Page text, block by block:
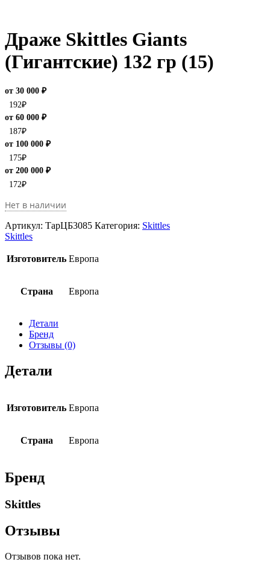
Драже Skittles Giants
(Гигантские) 132 гр (15)
от 30 000 ₽
192₽
от 60 000 ₽
187₽
от 100 000 ₽
175₽
от 200 000 ₽
172₽
Нет в наличии
Артикул: ТарЦБ3085 Категория: Skittles
Skittles
Изготовитель Европа
Страна Европа
Детали
Бренд
Отзывы (0)
Детали
Изготовитель Европа
Страна Европа
Бренд
Skittles
Отзывы
Отзывов пока нет.